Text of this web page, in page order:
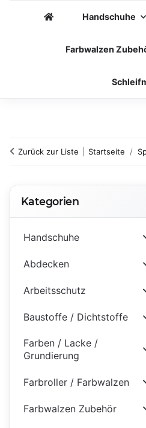
Handschuhe
Farbwalzen
Zurück zur Liste Startseite
Kategorien
Handschuhe
Abdecken
Arbeitsschutz
Baustoffe / Dichtstoffe
Farben / Lacke /
Grundierung
Farbroller / Farbwalzen
Farbwalzen Zubehör